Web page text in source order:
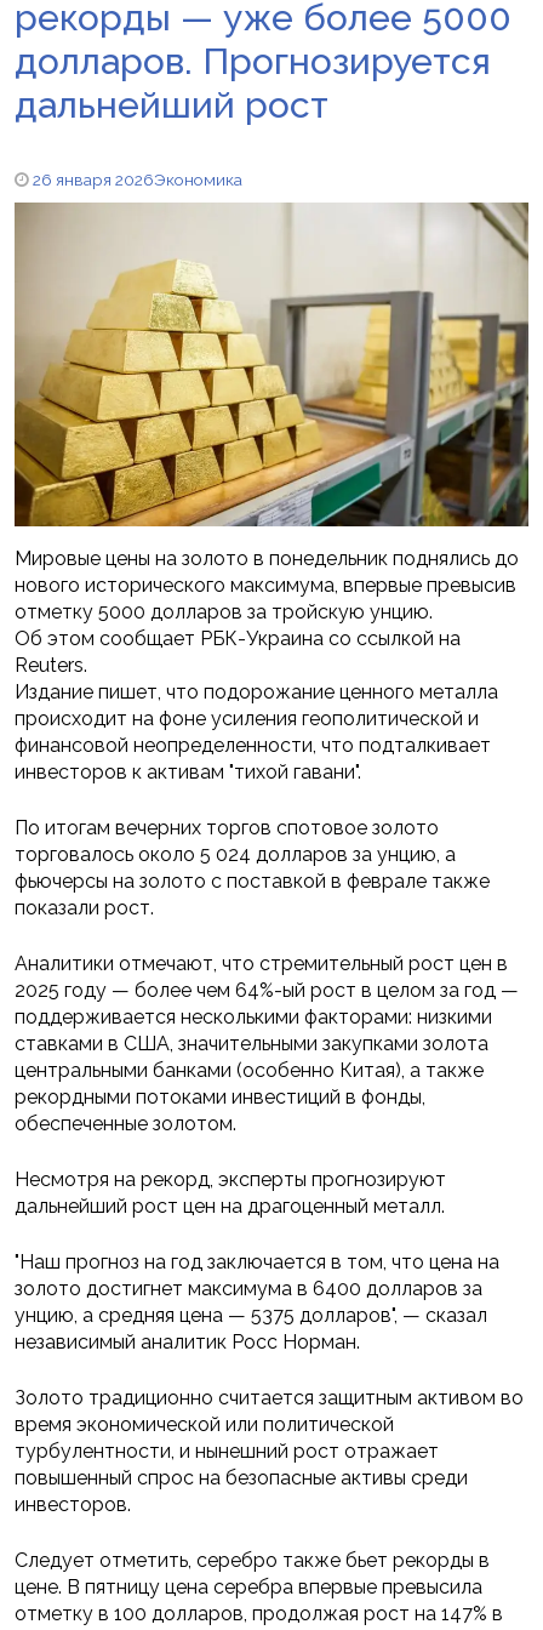
рекорды — уже более 5000
долларов. Прогнозируется
дальнейший рост
26 января 2026Экономика
Мировые цены на золото в понедельник поднялись до
нового исторического максимума, впервые превысив
отметку 5000 долларов за тройскую унцию.
Об этом сообщает РБК-Украина со ссылкой на
Reuters.
Издание пишет, что подорожание ценного металла
происходит на фоне усиления геополитической и
финансовой неопределенности, что подталкивает
инвесторов к активам "тихой гавани".
По итогам вечерних торгов спотовое золото
торговалось около 5 024 долларов за унцию, а
фьючерсы на золото с поставкой в феврале также
показали рост.
Аналитики отмечают, что стремительный рост цен в
2025 году — более чем 64%-ый рост в целом за год —
поддерживается несколькими факторами: низкими
ставками в США, значительными закупками золота
центральными банками (особенно Китая), а также
рекордными потоками инвестиций в фонды,
обеспеченные золотом.
Несмотря на рекорд, эксперты прогнозируют
дальнейший рост цен на драгоценный металл.
"Наш прогноз на год заключается в том, что цена на
золото достигнет максимума в 6400 долларов за
унцию, а средняя цена — 5375 долларов", — сказал
независимый аналитик Росс Норман.
Золото традиционно считается защитным активом во
время экономической или политической
турбулентности, и нынешний рост отражает
повышенный спрос на безопасные активы среди
инвесторов.
Следует отметить, серебро также бьет рекорды в
цене. В пятницу цена серебра впервые превысила
отметку в 100 долларов, продолжая рост на 147% в